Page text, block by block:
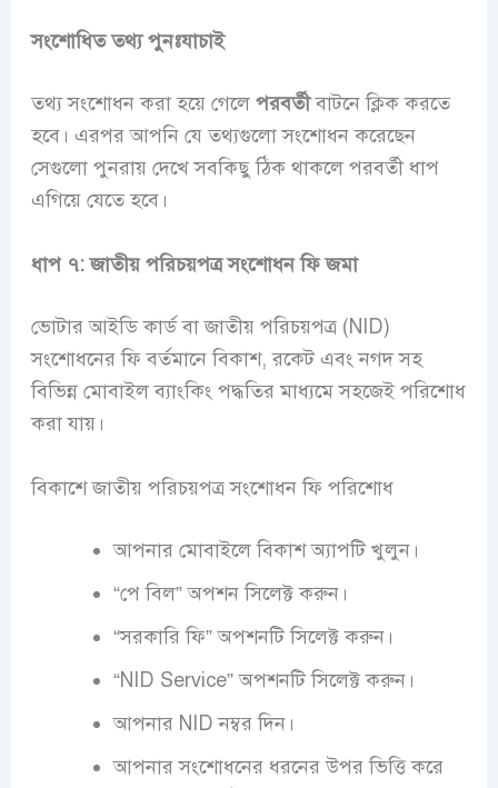
সংশোধিত তথ্য পুনঃযাচাই
তথ্য সংশোধন করা হয়ে গেলেপরবর্তীবাটনে ক্লিক করতে
হবে। এরপর আপনি যে তথ্যগুলো সংশোধন করেছেন
সেগুলো পুনরায় দেখে সবকিছু ঠিক থাকলে পরবর্তী ধাপ
এগিয়ে যেতে হবে।
ধাপ ৭:জাতীয় পরিচয়পত্র সংশোধন ফি জমা
ভোটার আইডি কার্ড বা জাতীয় পরিচয়পত্র (NID)
সংশোধনের ফি বর্তমানে বিকাশ, রকেট এবং নগদ সহ
বিভিন্ন মোবাইল ব্যাংকিং পদ্ধতির মাধ্যমে সহজেই পরিশোধ
করা যায়।
বিকাশে জাতীয় পরিচয়পত্র সংশোধন ফি পরিশোধ
আপনার মোবাইলে বিকাশ অ্যাপটি খুলুন।
“পে বিল” অপশন সিলেক্ট করুন।
“সরকারি ফি” অপশনটি সিলেক্ট করুন।
“NID Service” অপশনটি সিলেক্ট করুন।
আপনার NID নম্বর দিন।
আপনার সংশোধনের ধরনের উপর ভিত্তি করে